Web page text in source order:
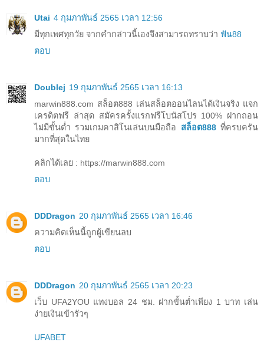
Utai 4 กุมภาพันธ์ 2565 เวลา 12:56
มีทุกเพศทุกวัย จากคำกล่าวนี้เองจึงสามารถทราบว่า ฟัน88
ตอบ
Doublej 19 กุมภาพันธ์ 2565 เวลา 16:13
marwin888.com สล็อต888 เล่นสล็อตออนไลนได้เงินจริง แจก
เครดิตฟรี ล่าสุด สมัครครั้งแรกฟรีโบนัสโปร 100% ฝากถอน
ไม่มีขั้นต่ำ รวมเกมคาสิโนเล่นบนมือถือ สล็อต888ที่ครบครัน
มากที่สุดในไทย
คลิกได้เลย : https://marwin888.com
ตอบ
DDDragon 20 กุมภาพันธ์ 2565 เวลา 16:46
ความคิดเห็นนี้ถูกผู้เขียนลบ
ตอบ
DDDragon 20 กุมภาพันธ์ 2565 เวลา 20:23
เว็บ UFA2YOU แทงบอล 24 ชม. ฝากขั้นต่ำเพียง 1 บาท เล่น
ง่ายเงินเข้ารัวๆ
UFABET